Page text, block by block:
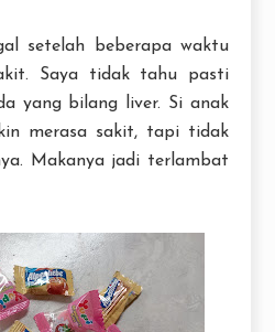
setelah beberapa waktu
Saya tidak tahu pasti
yang bilang liver. Si anak
merasa sakit, tapi tidak
Makanya jadi terlambat